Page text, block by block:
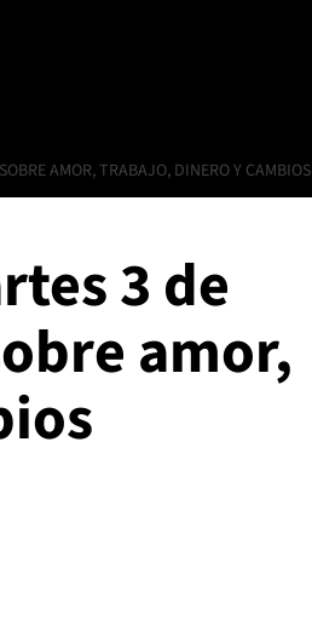
AMOR, TRABAJO, DINERO Y CAMBIOS
3 de
amor,